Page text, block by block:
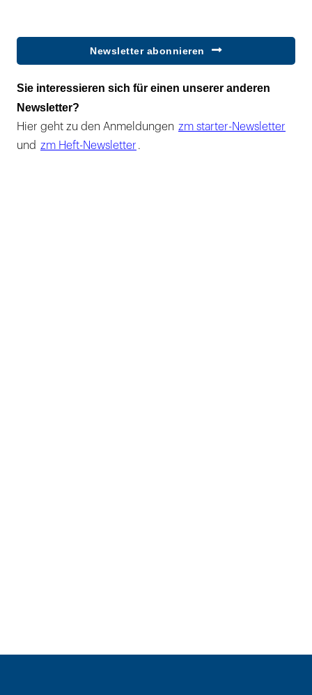
Newsletter abonnieren
Sie interessieren sich für einen unserer anderen
Newsletter?
Hier geht zu den Anmeldungen zm starter-Newsletter
und zm Heft-Newsletter .